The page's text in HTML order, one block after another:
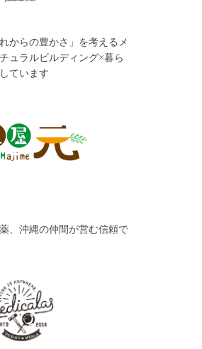
からの豊かさ」を考えるメ
ュラルビルディング×暮ら
ています
、沖縄の仲間が営む信頼で